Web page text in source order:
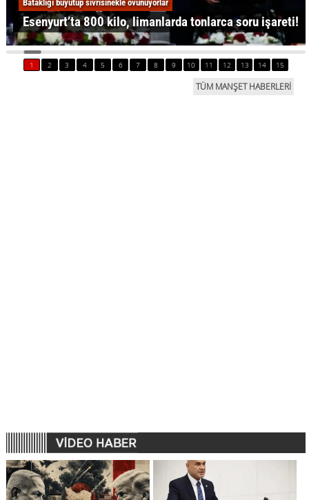
Bataklığı büyütüp sivrisinekle övünüyorlar
Esenyurt’ta 800 kilo, limanlarda tonlarca soru işareti!
1 2 3 4 5 6 7 8 9 10 11 12 13 14 15
TÜM MANŞET HABERLERİ